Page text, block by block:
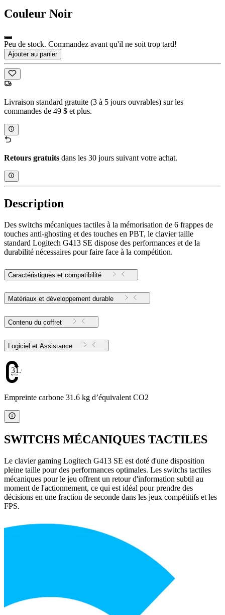
Couleur Noir
Peu de stock. Commandez avant qu'il ne soit trop tard!
Ajouter au panier
Livraison standard gratuite (3 à 5 jours ouvrables) sur les
commandes de 49 $ et plus.
Retours gratuits dans les 30 jours suivant votre achat.
Description
Des switchs mécaniques tactiles à la mémorisation de 6 frappes de
touches anti-ghosting et des touches en PBT, le clavier taille
standard Logitech G413 SE dispose des performances et de la
durabilité nécessaires pour faire face à la compétition.
Caractéristiques et compatibilité
Matériaux et développement durable
Contenu du coffret
Logiciel et Assistance
31.6
Empreinte carbone 31.6 kg d’équivalent CO2
SWITCHS MÉCANIQUES TACTILES
Le clavier gaming Logitech G413 SE est doté d'une disposition
pleine taille pour des performances optimales. Les switchs tactiles
mécaniques pour le jeu offrent un retour d'information subtil au
moment de l'actionnement, ce qui est idéal pour prendre des
décisions en une fraction de seconde dans les jeux compétitifs et les
FPS.